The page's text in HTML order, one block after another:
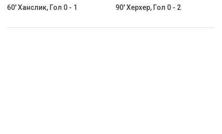
60' Ханслик, Гол 0 - 1 90' Херхер, Гол 0 - 2